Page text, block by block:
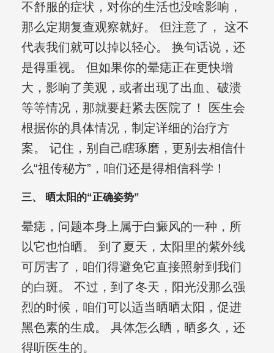
不舒服的症状，对你的生活也没啥影响，
那么定期复查观察就好。 但注意了， 这不
代表我们就可以掉以轻心。 换句话说，还
是得重视。 但如果你的晕痣正在更快增
大，影响了美观，或者出现了出血、破溃
等等情况，那就要赶紧去医院了！ 医生会
根据你的具体情况，制定详细的治疗方
案。 记住，别自己瞎琢磨，更别去相信什
么“祖传秘方”，咱们还是得相信科学！
三、 晒太阳的“正确姿势”
晕痣，问题本身上属于白癜风的一种，所
以它也怕晒。 到了夏天，太阳里的紫外线
可厉害了，咱们得避免它直接照射到我们
的白斑。 不过，到了冬天，阳光没那么强
烈的时候，咱们可以适当晒晒太阳，促进
黑色素的生成。 具体怎么晒，晒多久，还
得听医生的。